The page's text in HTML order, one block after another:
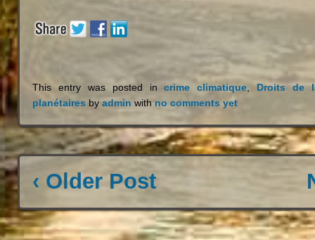
This entry was posted incrime climatique, Droits de
planétaires byadmin withno comments yet
‹ Older Post